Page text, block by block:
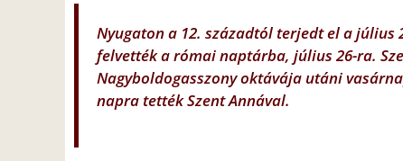
Nyugaton a 12. századtól terjedt el a július
felvették a római naptárba, július 26-ra.
Nagyboldogasszony oktávája utáni
napra tették Szent Annával.